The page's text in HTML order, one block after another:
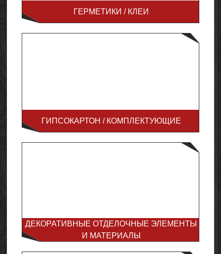
ГЕРМЕТИКИ / КЛЕИ
ГИПСОКАРТОН / КОМПЛЕКТУЮЩИЕ
ДЕКОРАТИВНЫЕ ОТДЕЛОЧНЫЕ ЭЛЕМЕНТЫ
И МАТЕРИАЛЫ